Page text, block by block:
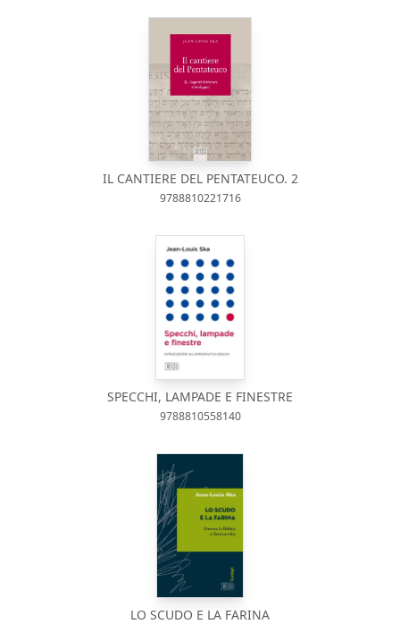
IL CANTIERE DEL PENTATEUCO. 2
9788810221716
SPECCHI, LAMPADE E FINESTRE
9788810558140
LO SCUDO E LA FARINA